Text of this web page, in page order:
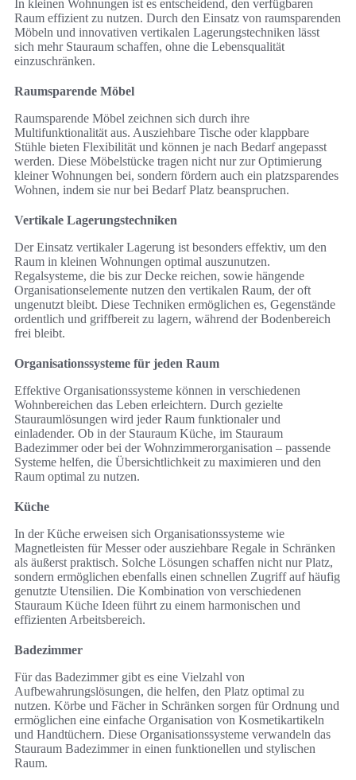
In kleinen Wohnungen ist es entscheidend, den verfügbaren
Raum effizient zu nutzen. Durch den Einsatz von raumsparenden
Möbeln und innovativen vertikalen Lagerungstechniken lässt
sich mehr Stauraum schaffen, ohne die Lebensqualität
einzuschränken.
Raumsparende Möbel
Raumsparende Möbel zeichnen sich durch ihre
Multifunktionalität aus. Ausziehbare Tische oder klappbare
Stühle bieten Flexibilität und können je nach Bedarf angepasst
werden. Diese Möbelstücke tragen nicht nur zur Optimierung
kleiner Wohnungen bei, sondern fördern auch ein platzsparendes
Wohnen, indem sie nur bei Bedarf Platz beanspruchen.
Vertikale Lagerungstechniken
Der Einsatz vertikaler Lagerung ist besonders effektiv, um den
Raum in kleinen Wohnungen optimal auszunutzen.
Regalsysteme, die bis zur Decke reichen, sowie hängende
Organisationselemente nutzen den vertikalen Raum, der oft
ungenutzt bleibt. Diese Techniken ermöglichen es, Gegenstände
ordentlich und griffbereit zu lagern, während der Bodenbereich
frei bleibt.
Organisationssysteme für jeden Raum
Effektive Organisationssysteme können in verschiedenen
Wohnbereichen das Leben erleichtern. Durch gezielte
Stauraumlösungen wird jeder Raum funktionaler und
einladender. Ob in der Stauraum Küche, im Stauraum
Badezimmer oder bei der Wohnzimmerorganisation – passende
Systeme helfen, die Übersichtlichkeit zu maximieren und den
Raum optimal zu nutzen.
Küche
In der Küche erweisen sich Organisationssysteme wie
Magnetleisten für Messer oder ausziehbare Regale in Schränken
als äußerst praktisch. Solche Lösungen schaffen nicht nur Platz,
sondern ermöglichen ebenfalls einen schnellen Zugriff auf häufig
genutzte Utensilien. Die Kombination von verschiedenen
Stauraum Küche Ideen führt zu einem harmonischen und
effizienten Arbeitsbereich.
Badezimmer
Für das Badezimmer gibt es eine Vielzahl von
Aufbewahrungslösungen, die helfen, den Platz optimal zu
nutzen. Körbe und Fächer in Schränken sorgen für Ordnung und
ermöglichen eine einfache Organisation von Kosmetikartikeln
und Handtüchern. Diese Organisationssysteme verwandeln das
Stauraum Badezimmer in einen funktionellen und stylischen
Raum.